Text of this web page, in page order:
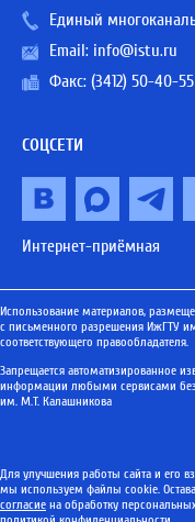
Единый
Email: info@istu.ru
Факс: (3412) 50-40-55
СОЦСЕТИ
Интернет-приёмная
Использование материалов,
с письменного разрешения ИжГТУ
соответствующего правообладателя.
Запрещается автоматизированное
информации любыми сервисами
им. М.Т. Калашникова
Для улучшения работы сайта и его
мы используем файлы cookie.
согласие на обработку